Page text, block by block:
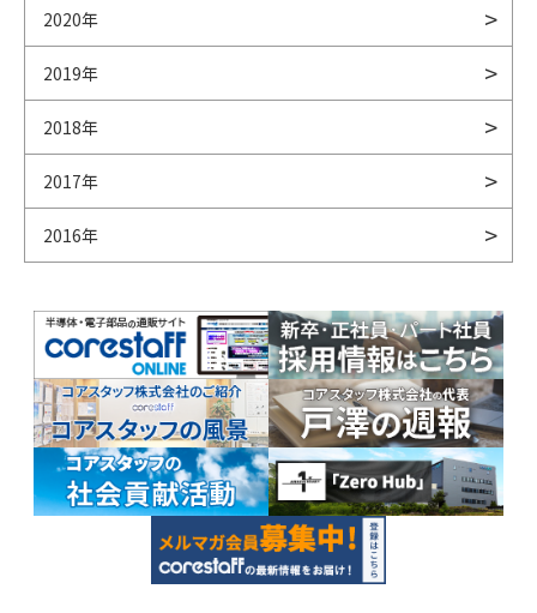
2020年
2019年
2018年
2017年
2016年